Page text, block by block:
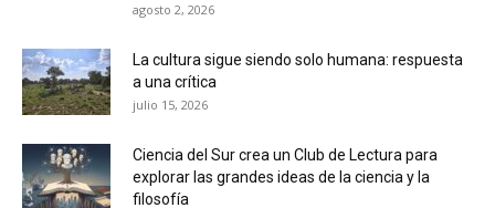
agosto 2, 2026
La cultura sigue siendo solo humana: respuesta
a una crítica
julio 15, 2026
Ciencia del Sur crea un Club de Lectura para
explorar las grandes ideas de la ciencia y la
filosofía